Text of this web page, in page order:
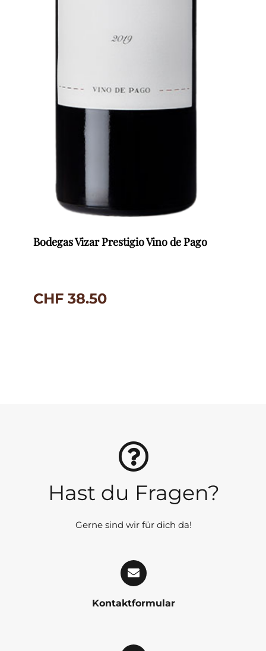
Bodegas Vizar Prestigio Vino de Pago
CHF 38.50
Hast du Fragen?
Gerne sind wir für dich da!
Kontaktformular